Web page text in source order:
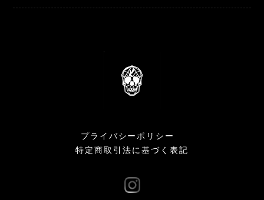
プライバシーポリシー
特定商取引法に基づく表記